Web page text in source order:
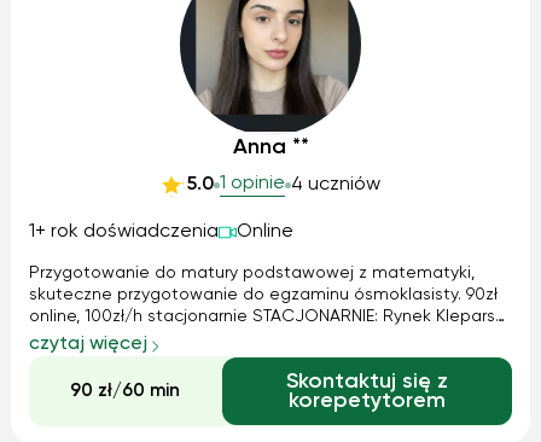
Anna **
5.0 1 opinie 4 uczniów
1+ rok doświadczenia Online
Przygotowanie do matury podstawowej z matematyki,
skuteczne przygotowanie do egzaminu ósmoklasisty. 90zł
online, 100zł/h stacjonarnie STACJONARNIE: Rynek Kleparski,
Kraków, z dojazdem za dopłatą lub online. Zajęcia z
dojazdem: liczymy dojazd komunikacją miejską od Rynku
Kleparskiego w obie strony...
czytaj więcej
90 zł/60 min
Skontaktuj się z
korepetytorem